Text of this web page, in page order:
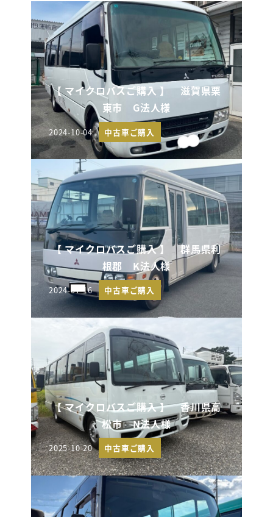
【 マイクロバスご購入 】 滋賀県栗
東市 G法人様
投稿日
2024-10-04 中古車ご購入
【 マイクロバスご購入 】 群馬県利
根郡 K法人様
投稿日
2024-07-16 中古車ご購入
【 マイクロバスご購入 】 香川県高
松市 N法人様
投稿日
2025-10-20 中古車ご購入